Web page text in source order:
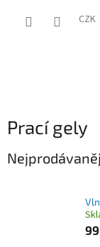
CZK
Prací gely